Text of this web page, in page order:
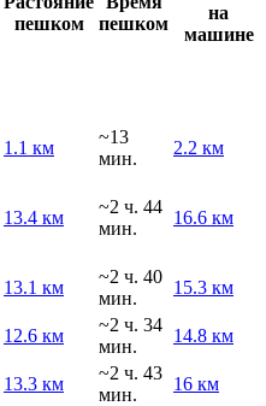
пешком
пешком
на
машине
1.1 км
~13
мин.
2.2 км
13.4 км
~2 ч. 44
мин.
16.6 км
13.1 км
~2 ч. 40
мин.
15.3 км
12.6 км
~2 ч. 34
мин.
14.8 км
13.3 км
~2 ч. 43
мин.
16 км